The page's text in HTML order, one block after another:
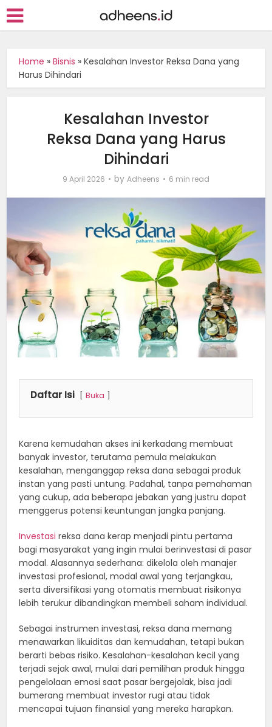
Home »Bisnis »Kesalahan Investor Reksa Dana yang
Harus Dihindari
Kesalahan Investor
Reksa Dana yang Harus
Dihindari
9 April 2026 by Adheens 6 min read
Daftar Isi Buka
Karena kemudahan akses ini kerkadang membuat
banyak investor, terutama pemula melakukan
kesalahan, menganggap reksa dana sebagai produk
instan yang pasti untung. Padahal, tanpa pemahaman
yang cukup, ada beberapa jebakan yang justru dapat
menggerus potensi keuntungan jangka panjang.
Investasi reksa dana kerap menjadi pintu pertama
bagi masyarakat yang ingin mulai berinvestasi di pasar
modal. Alasannya sederhana: dikelola oleh manajer
investasi profesional, modal awal yang terjangkau,
serta diversifikasi yang otomatis membuat risikonya
lebih terukur dibandingkan membeli saham individual.
Sebagai instrumen investasi, reksa dana memang
menawarkan likuiditas dan kemudahan, tetapi bukan
berarti bebas risiko. Kesalahan-kesalahan kecil yang
terjadi sejak awal, mulai dari pemilihan produk hingga
pengelolaan emosi saat pasar bergejolak, bisa jadi
bumerang membuat investor rugi atau tidak
mencapai tujuan finansial yang mereka harapkan.